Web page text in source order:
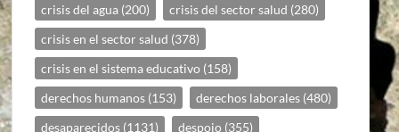
crisis del agua (200) crisis del sector salud (280)
crisis en el sector salud (378)
crisis en el sistema educativo (158)
derechos humanos (153) derechos laborales (480)
desaparecidos (1131) despojo (355)